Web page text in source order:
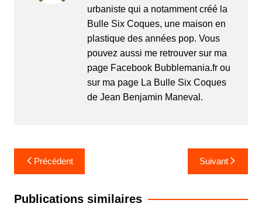
urbaniste qui a notamment créé la
Bulle Six Coques, une maison en
plastique des années pop. Vous
pouvez aussi me retrouver sur ma
page Facebook Bubblemania.fr ou
sur ma page La Bulle Six Coques
de Jean Benjamin Maneval.
Navigation
de
l’article
Précédent Suivant
Publications similaires